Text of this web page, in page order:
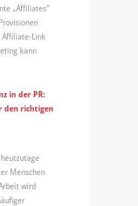
„Affiliates“
Affiliate-Link
kann
in der PR:
den richtigen
Menschen
wird